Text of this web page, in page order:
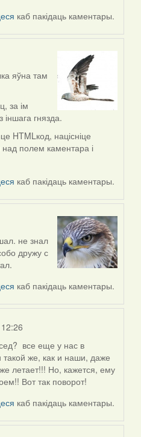
каб пакідаць каментары.
яўна там
за ім
гнязда.
HTMLкод, націсніце
полем каментара і
каб пакідаць каментары.
не знал
дружу с
каб пакідаць каментары.
все еще у нас в
такой же, как и наши, даже
летает!!! Но, кажется, ему
Вот так поворот!
каб пакідаць каментары.